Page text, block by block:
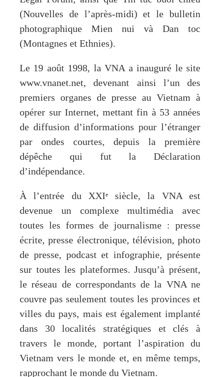
(Nouvelles de l’après-midi) et le bulletin
photographique Mien nui và Dan toc
(Montagnes et Ethnies).
Le 19 août 1998, la VNA a inauguré le site
www.vnanet.net, devenant ainsi l’un des
premiers organes de presse au Vietnam à
opérer sur Internet, mettant fin à 53 années
de diffusion d’informations pour l’étranger
par ondes courtes, depuis la première
dépêche qui fut la Déclaration
d’indépendance.
À l’entrée du XXIᵉ siècle, la VNA est
devenue un complexe multimédia avec
toutes les formes de journalisme : presse
écrite, presse électronique, télévision, photo
de presse, podcast et infographie, présente
sur toutes les plateformes. Jusqu’à présent,
le réseau de correspondants de la VNA ne
couvre pas seulement toutes les provinces et
villes du pays, mais est également implanté
dans 30 localités stratégiques et clés à
travers le monde, portant l’aspiration du
Vietnam vers le monde et, en même temps,
rapprochant le monde du Vietnam.